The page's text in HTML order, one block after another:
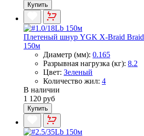
Купить
Плетеный шнур YGK X-Braid
150м
Диаметр (мм): 0.165
Разрывная нагрузка (кг): 8.2
Цвет: Зеленый
Количество жил: 4
В наличии
1 120 руб
Купить